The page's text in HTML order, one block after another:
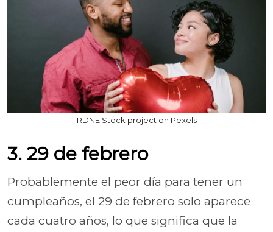
RDNE Stock project on Pexels
3. 29 de febrero
Probablemente el peor día para tener un
cumpleaños, el 29 de febrero solo aparece
cada cuatro años, lo que significa que la